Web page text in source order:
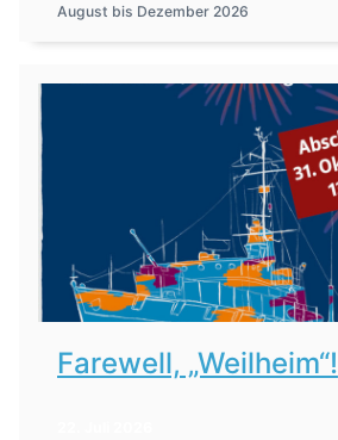
August bis Dezember 2026
Farewell, „Weilheim“!